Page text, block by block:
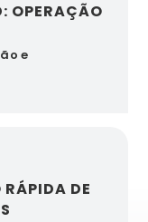
OPERAÇÃO
e
DE